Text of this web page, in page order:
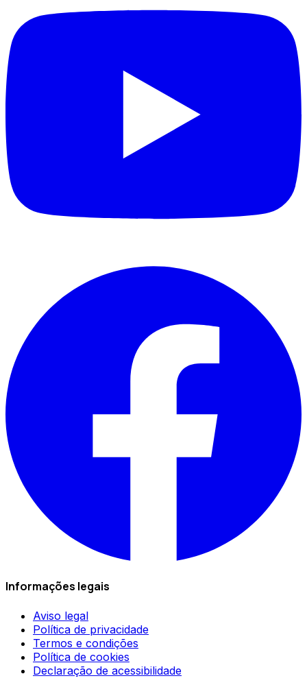
Informações legais
Aviso legal
Política de privacidade
Termos e condições
Política de cookies
Declaração de acessibilidade